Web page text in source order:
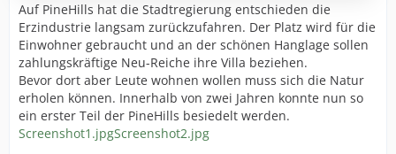
Auf PineHills hat die Stadtregierung entschieden die
Erzindustrie langsam zurückzufahren. Der Platz wird für die
Einwohner gebraucht und an der schönen Hanglage sollen
zahlungskräftige Neu-Reiche ihre Villa beziehen.
Bevor dort aber Leute wohnen wollen muss sich die Natur
erholen können. Innerhalb von zwei Jahren konnte nun so
ein erster Teil der PineHills besiedelt werden.
Screenshot1.jpgScreenshot2.jpg